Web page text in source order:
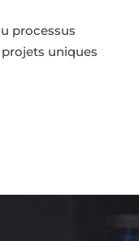
processus
projets uniques